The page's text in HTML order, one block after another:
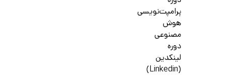
پرامپت‌نویسی
هوش
مصنوعی
دوره
لینکدین
(Linkedin)